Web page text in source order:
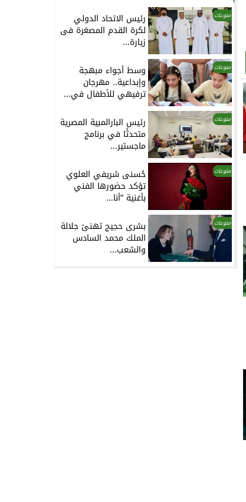
منوعات رئيس الاتحاد الدولي
لكرة القدم المصغرة فى
زيارة...
منوعات وسط أجواء مبهجة
وإبداعية.. مهرجان
ترفيهي للأطفال في...
منوعات رئيس البارالمبية المصرية
متحدثًا في برنامج
ماجستير...
منوعات حُسنى شريفي العلوي
تؤكد حضورها الفني
بأغنية ”أنا...
منوعات بشرى حجيج تهنئ جلالة
الملك محمد السادس
والشعب...